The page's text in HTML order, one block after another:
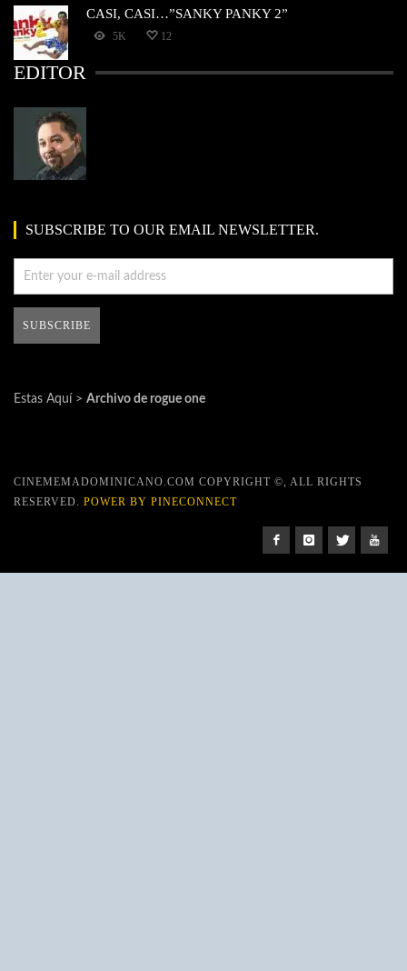
CASI, CASI…”SANKY PANKY 2”
5K 12
EDITOR
SUBSCRIBE TO OUR EMAIL NEWSLETTER.
Estas Aquí > Archivo de rogue one
CINEMEMADOMINICANO.COM COPYRIGHT ©, ALL RIGHTS
RESERVED. POWER BY PINECONNECT